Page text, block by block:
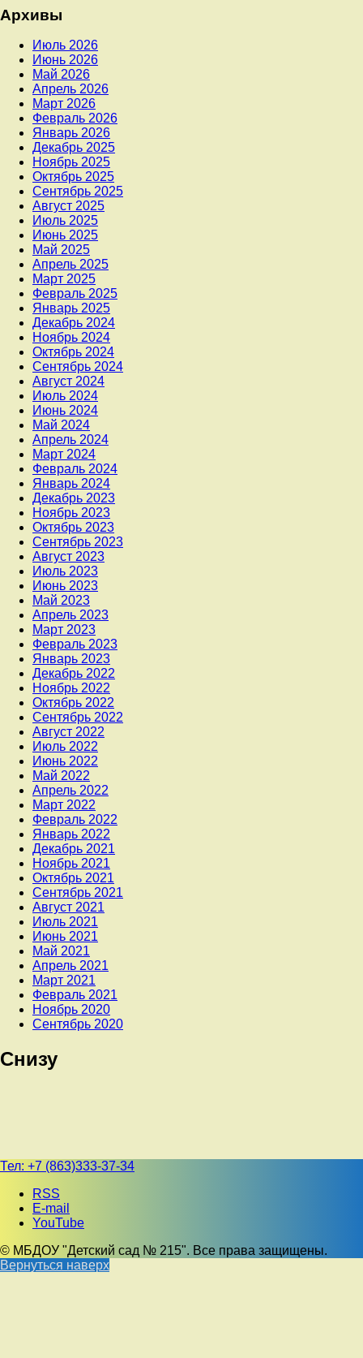
Архивы
Июль 2026
Июнь 2026
Май 2026
Апрель 2026
Март 2026
Февраль 2026
Январь 2026
Декабрь 2025
Ноябрь 2025
Октябрь 2025
Сентябрь 2025
Август 2025
Июль 2025
Июнь 2025
Май 2025
Апрель 2025
Март 2025
Февраль 2025
Январь 2025
Декабрь 2024
Ноябрь 2024
Октябрь 2024
Сентябрь 2024
Август 2024
Июль 2024
Июнь 2024
Май 2024
Апрель 2024
Март 2024
Февраль 2024
Январь 2024
Декабрь 2023
Ноябрь 2023
Октябрь 2023
Сентябрь 2023
Август 2023
Июль 2023
Июнь 2023
Май 2023
Апрель 2023
Март 2023
Февраль 2023
Январь 2023
Декабрь 2022
Ноябрь 2022
Октябрь 2022
Сентябрь 2022
Август 2022
Июль 2022
Июнь 2022
Май 2022
Апрель 2022
Март 2022
Февраль 2022
Январь 2022
Декабрь 2021
Ноябрь 2021
Октябрь 2021
Сентябрь 2021
Август 2021
Июль 2021
Июнь 2021
Май 2021
Апрель 2021
Март 2021
Февраль 2021
Ноябрь 2020
Сентябрь 2020
Снизу
Тел: +7 (863)333-37-34
RSS
E-mail
YouTube
© МБДОУ "Детский сад № 215". Все права защищены.
Вернуться наверх